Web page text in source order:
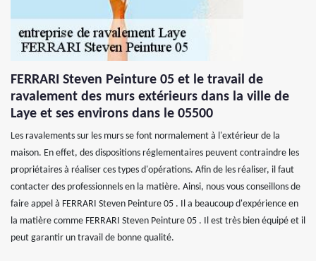
FERRARI Steven Peinture 05 et le travail de
ravalement des murs extérieurs dans la ville de
Laye et ses environs dans le 05500
Les ravalements sur les murs se font normalement à l'extérieur de la
maison. En effet, des dispositions réglementaires peuvent contraindre les
propriétaires à réaliser ces types d'opérations. Afin de les réaliser, il faut
contacter des professionnels en la matière. Ainsi, nous vous conseillons de
faire appel à FERRARI Steven Peinture 05 . Il a beaucoup d'expérience en
la matière comme FERRARI Steven Peinture 05 . Il est très bien équipé et il
peut garantir un travail de bonne qualité.